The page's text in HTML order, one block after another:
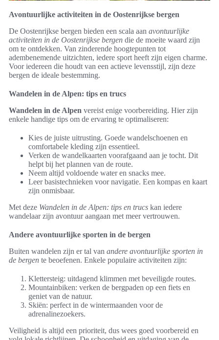
Avontuurlijke activiteiten in de Oostenrijkse bergen
De Oostenrijkse bergen bieden een scala aan avontuurlijke
activiteiten in de Oostenrijkse bergen die de moeite waard zijn
om te ontdekken. Van zinderende hoogtepunten tot
adembenemende uitzichten, iedere sport heeft zijn eigen charme.
Voor iedereen die houdt van een actieve levensstijl, zijn deze
bergen de ideale bestemming.
Wandelen in de Alpen: tips en trucs
Wandelen in de Alpen vereist enige voorbereiding. Hier zijn
enkele handige tips om de ervaring te optimaliseren:
Kies de juiste uitrusting. Goede wandelschoenen en
comfortabele kleding zijn essentieel.
Verken de wandelkaarten voorafgaand aan je tocht. Dit
helpt bij het plannen van de route.
Neem altijd voldoende water en snacks mee.
Leer basistechnieken voor navigatie. Een kompas en kaart
zijn onmisbaar.
Met deze Wandelen in de Alpen: tips en trucs kan iedere
wandelaar zijn avontuur aangaan met meer vertrouwen.
Andere avontuurlijke sporten in de bergen
Buiten wandelen zijn er tal van andere avontuurlijke sporten in
de bergen te beoefenen. Enkele populaire activiteiten zijn:
Klettersteig: uitdagend klimmen met beveiligde routes.
Mountainbiken: verken de bergpaden op een fiets en
geniet van de natuur.
Skiën: perfect in de wintermaanden voor de
adrenalinezoekers.
Veiligheid is altijd een prioriteit, dus wees goed voorbereid en